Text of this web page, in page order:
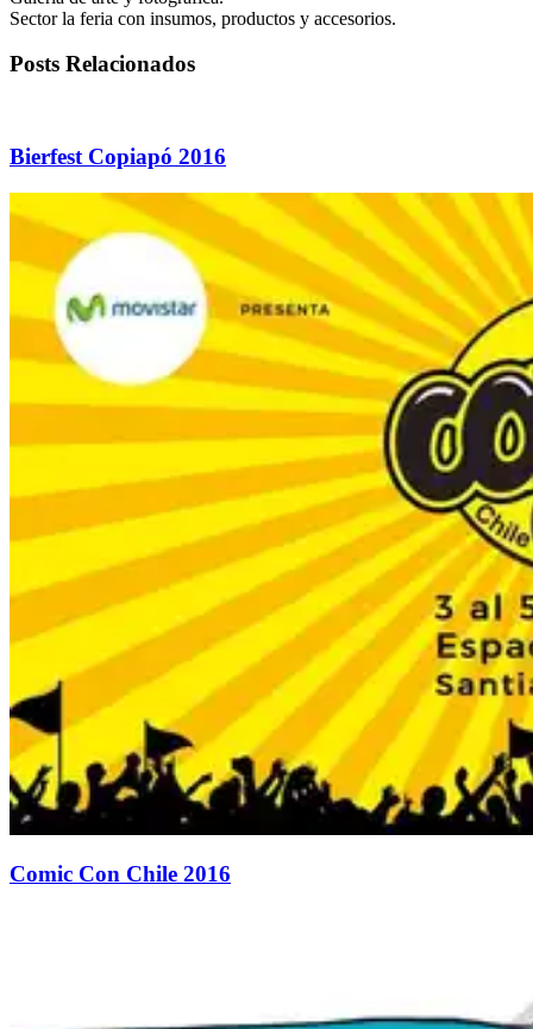
Sector la feria con insumos, productos y accesorios.
Posts Relacionados
Bierfest Copiapó 2016
Comic Con Chile 2016